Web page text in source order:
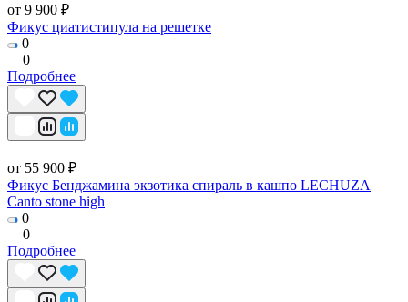
от 9 900 ₽
Фикус циатистипула на решетке
0
0
Подробнее
от 55 900 ₽
Фикус Бенджамина экзотика спираль в кашпо LECHUZA
Canto stone high
0
0
Подробнее